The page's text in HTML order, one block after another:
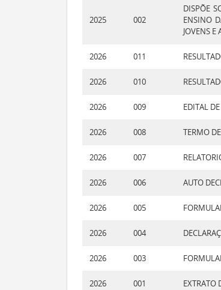
2025 002
DISPÕE
ENSINO
JOVENS E
2026 011
2026 010
2026 009 EDITAL
2026 008 TERMO
2026 007
2026 006 AUTO
2026 005
2026 004
2026 003
2026 001 EXTRATO